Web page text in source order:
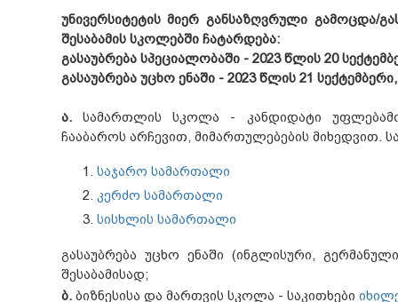
უნივერსიტეტის მიერ განსაზღვრული გამოცდა/
შესაბამის სკოლებში ჩატარდება:
გასაუბრება სპეციალობაში - 2023 წლის 20
გასაუბრება უცხო ენაში - 2023 წლის 21
ა.სამართლის სკოლა - კანდიდატი
ჩააბაროს არჩევით, მიმართულებების მიხედვით.
საჯარო სამართალი
კერძო სამართალი
სისხლის სამართალი
გასაუბრება უცხო ენაში (ინგლისური,
შესაბამისად;
ბ.ბიზნესისა და მართვის სკოლა - საკითხები